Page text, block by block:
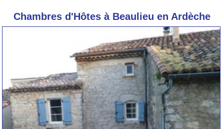
Chambres d'Hôtes à Beaulieu en Ardèche